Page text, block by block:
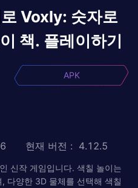
Voxly: 숫자로
책. 플레이하기
APK
현재 버전 : 4.12.5
신작 게임입니다. 색칠 놀이는
다양한 3D 물체를 선택해 색칠